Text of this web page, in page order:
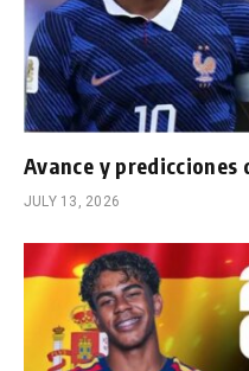
Avance y predicciones
JULY 13, 2026